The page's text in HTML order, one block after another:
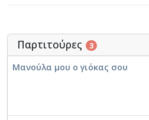
Παρτιτούρες 3
Μανούλα μου ο γιόκας σου